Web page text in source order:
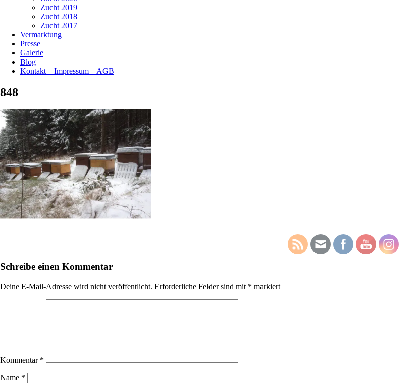
Zucht 2019
Zucht 2018
Zucht 2017
Vermarktung
Presse
Galerie
Blog
Kontakt – Impressum – AGB
848
Schreibe einen Kommentar
Deine E-Mail-Adresse wird nicht veröffentlicht. Erforderliche Felder sind mit * markiert
Kommentar *
Name *